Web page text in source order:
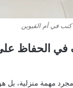
في أم القيوين
في الحفاظ
مهمة منزلية،